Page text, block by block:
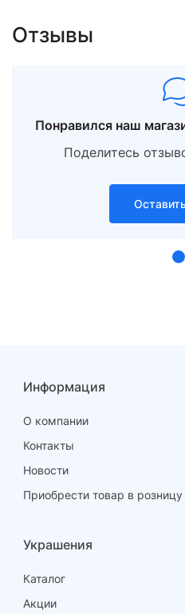
Отзывы
Понравился наш
Поделитесь
Информация
О компании
Контакты
Новости
Приобрести товар в розницу
Украшения
Каталог
Акции